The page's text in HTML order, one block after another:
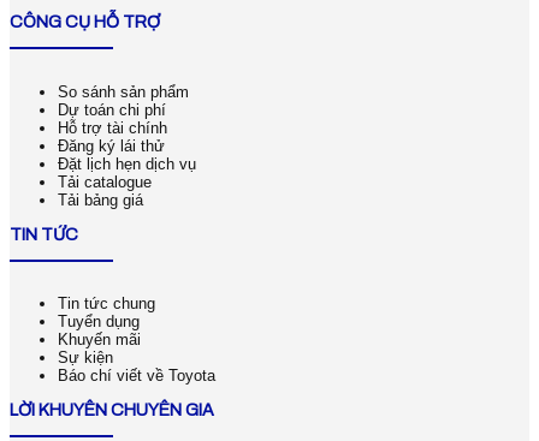
CÔNG CỤ HỖ TRỢ
So sánh sản phẩm
Dự toán chi phí
Hỗ trợ tài chính
Đăng ký lái thử
Đặt lịch hẹn dịch vụ
Tải catalogue
Tải bảng giá
TIN TỨC
Tin tức chung
Tuyển dụng
Khuyến mãi
Sự kiện
Báo chí viết về Toyota
LỜI KHUYÊN CHUYÊN GIA